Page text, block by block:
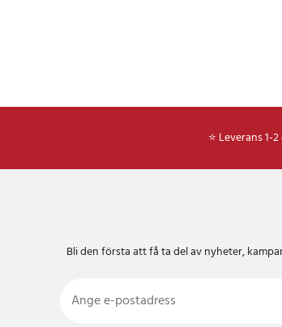
⭐ Leverans 1-
Bli den första att få ta del av nyheter,